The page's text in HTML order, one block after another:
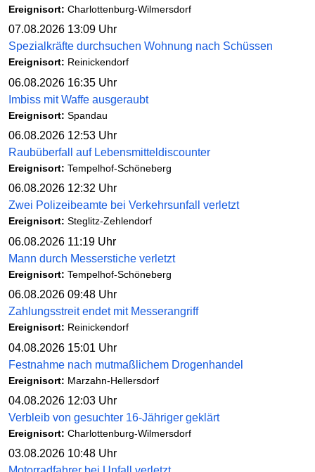
Ereignisort: Charlottenburg-Wilmersdorf
07.08.2026 13:09 Uhr
Spezialkräfte durchsuchen Wohnung nach Schüssen
Ereignisort: Reinickendorf
06.08.2026 16:35 Uhr
Imbiss mit Waffe ausgeraubt
Ereignisort: Spandau
06.08.2026 12:53 Uhr
Raubüberfall auf Lebensmitteldiscounter
Ereignisort: Tempelhof-Schöneberg
06.08.2026 12:32 Uhr
Zwei Polizeibeamte bei Verkehrsunfall verletzt
Ereignisort: Steglitz-Zehlendorf
06.08.2026 11:19 Uhr
Mann durch Messerstiche verletzt
Ereignisort: Tempelhof-Schöneberg
06.08.2026 09:48 Uhr
Zahlungsstreit endet mit Messerangriff
Ereignisort: Reinickendorf
04.08.2026 15:01 Uhr
Festnahme nach mutmaßlichem Drogenhandel
Ereignisort: Marzahn-Hellersdorf
04.08.2026 12:03 Uhr
Verbleib von gesuchter 16-Jähriger geklärt
Ereignisort: Charlottenburg-Wilmersdorf
03.08.2026 10:48 Uhr